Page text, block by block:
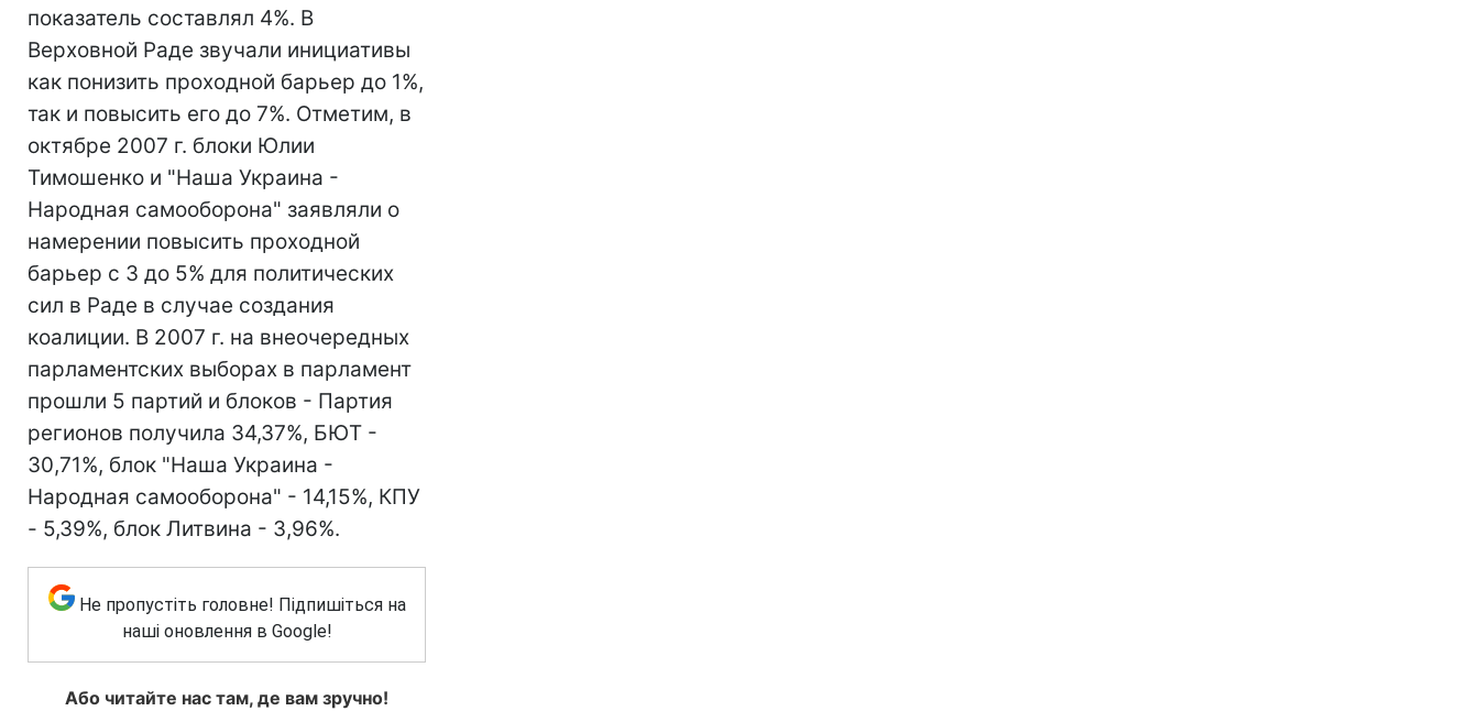
показатель составлял 4%. В
Верховной Раде звучали инициативы
как понизить проходной барьер до 1%,
так и повысить его до 7%. Отметим, в
октябре 2007 г. блоки Юлии
Тимошенко и "Наша Украина -
Народная самооборона" заявляли о
намерении повысить проходной
барьер с 3 до 5% для политических
сил в Раде в случае создания
коалиции. В 2007 г. на внеочередных
парламентских выборах в парламент
прошли 5 партий и блоков - Партия
регионов получила 34,37%, БЮТ -
30,71%, блок "Наша Украина -
Народная самооборона" - 14,15%, КПУ
- 5,39%, блок Литвина - 3,96%.
Не пропустіть головне! Підпишіться на
наші оновлення в Google!
Або читайте нас там, де вам зручно!